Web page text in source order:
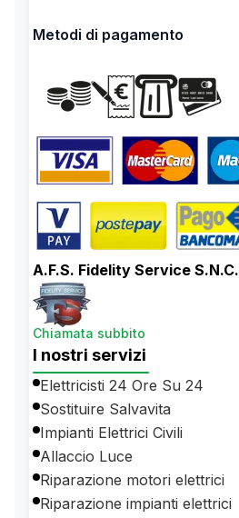
Metodi di pagamento
A.F.S. Fidelity Service S.N.C.
Chiamata subbito
I nostri servizi
Elettricisti 24 Ore Su 24
Sostituire Salvavita
Impianti Elettrici Civili
Allaccio Luce
Riparazione motori elettrici
Riparazione impianti elettrici